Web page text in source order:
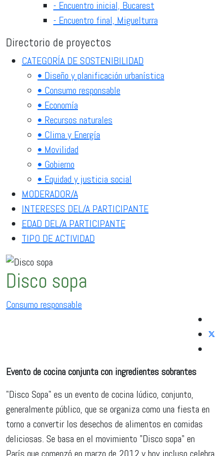
- Encuentro inicial, Bucarest
- Encuentro final, Miguelturra
Directorio de proyectos
CATEGORÍA DE SOSTENIBILIDAD
• Diseño y planificación urbanística
• Consumo responsable
• Economía
• Recursos naturales
• Clima y Energía
• Movilidad
• Gobierno
• Equidad y justicia social
MODERADOR/A
INTERESES DEL/A PARTICIPANTE
EDAD DEL/A PARTICIPANTE
TIPO DE ACTIVIDAD
Disco sopa
Consumo responsable
Evento de cocina conjunta con ingredientes sobrantes
"Disco Sopa" es un evento de cocina lúdico, conjunto,
generalmente público, que se organiza como una fiesta en
torno a convertir los desechos de alimentos en comidas
deliciosas. Se basa en el movimiento "Disco sopa" en